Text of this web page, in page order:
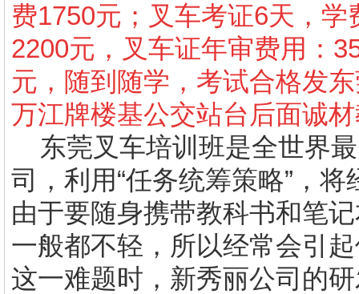
费1750元；叉车考证6天，
2200元，叉车证年审费用：
元，随到随学，考试合格发
万江牌楼基公交站台后面诚
东莞叉车培训班是全世界
司，利用“任务统筹策略”，
由于要随身携带教科书和笔
一般都不轻，所以经常会引
这一难题时，新秀丽公司的